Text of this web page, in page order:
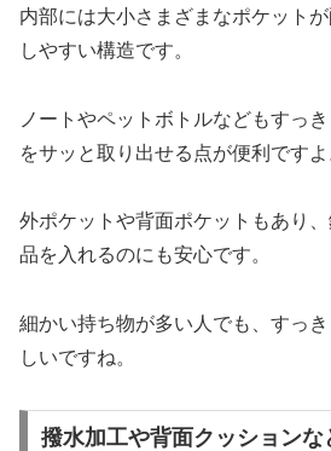
内部には大小さまざまなポケット
しやすい構造です。
ノートやペットボトルなどもすっ
をサッと取り出せる点が便利ですよ
外ポケットや背面ポケットもあり
品を入れるのにも安心です。
細かい持ち物が多い人でも、すっ
しいですね。
撥水加工や背面クッション